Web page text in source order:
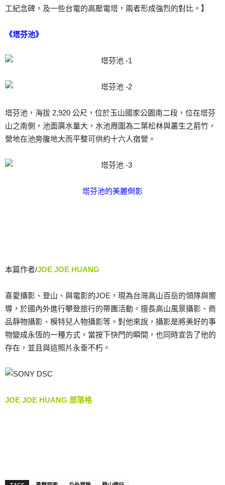
工紀念碑，及一些台電的高壓電塔，兩者形成強烈的對比。】
《塔芬池》
塔芬池，海拔 2,920 公尺，位於玉山國家公園南二段，位在塔芬
山之南側，池面廣水量大，水池周圍為二葉松林與叢生之箭竹，
營地在池旁腹地大而平整可供約十六人宿營。
塔芬池的美麗倒影
本篇作者/JOE JOE HUANG
喜愛攝影、登山、與電影的JOE，現為台灣高山百岳的領隊與嚮
導，於國內外進行攀登旅行的帶團活動。擅長高山風景攝影、商
品靜物攝影、模特兒人物攝影等。對他來說，攝影是將美好的事
物變成永恆的一種方式，當按下快門的瞬間，也同時宣告了他的
存在，並且與這照片永垂不朽。
JOE JOE HUANG 部落格